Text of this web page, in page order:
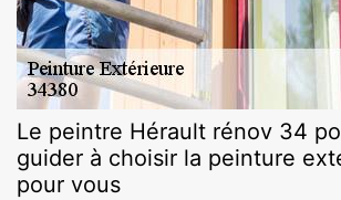
Le peintre Hérault rénov 34
guider à choisir la peinture
pour vous